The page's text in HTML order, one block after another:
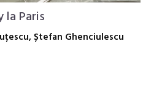
la Paris
Ștefan Ghenciulescu